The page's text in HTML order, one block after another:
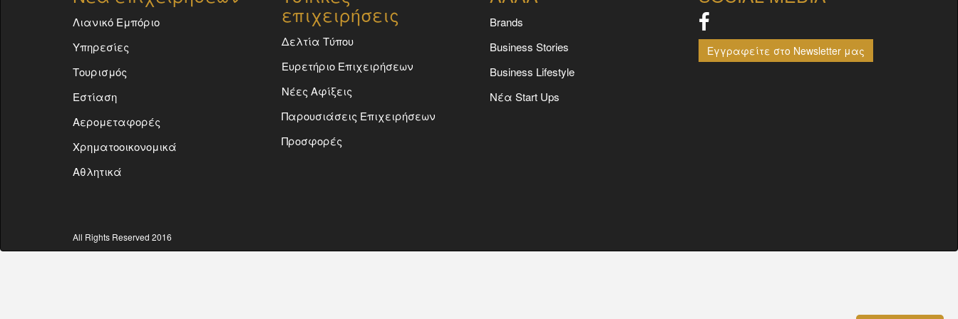
Λιανικό Εμπόριο
Υπηρεσίες
Τουρισμός
Εστίαση
Αερομεταφορές
Χρηματοοικονομικά
Αθλητικά
επιχειρήσεις
Δελτία Τύπου
Ευρετήριο Επιχειρήσεων
Νέες Αφίξεις
Παρουσιάσεις Επιχειρήσεων
Προσφορές
Brands
Business Stories
Business Lifestyle
Νέα Start Ups
Εγγραφείτε στο Newsletter μας
All Rights Reserved 2016